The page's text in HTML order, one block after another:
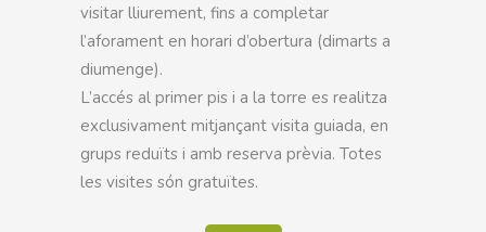
visitar lliurement, fins a completar
l’aforament en horari d’obertura (dimarts a
diumenge).
L’accés al primer pis i a la torre es realitza
exclusivament mitjançant visita guiada, en
grups reduïts i amb reserva prèvia. Totes
les visites són gratuïtes.